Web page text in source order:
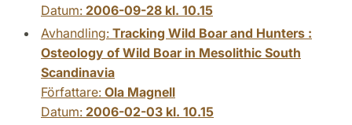
Datum: 2006-09-28 kl. 10.15
Avhandling: Tracking Wild Boar and Hunters :
Osteology of Wild Boar in Mesolithic South
Scandinavia
Författare: Ola Magnell
Datum: 2006-02-03 kl. 10.15